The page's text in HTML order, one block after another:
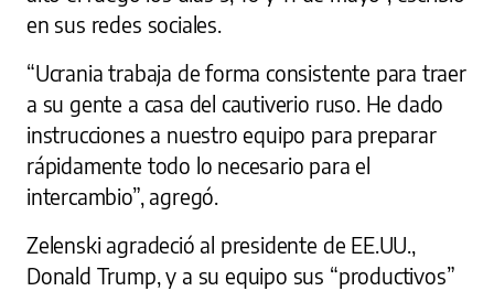
en sus redes sociales.
“Ucrania trabaja de forma consistente para traer
a su gente a casa del cautiverio ruso. He dado
instrucciones a nuestro equipo para preparar
rápidamente todo lo necesario para el
intercambio”, agregó.
Zelenski agradeció al presidente de EE.UU.,
Donald Trump, y a su equipo sus “productivos”